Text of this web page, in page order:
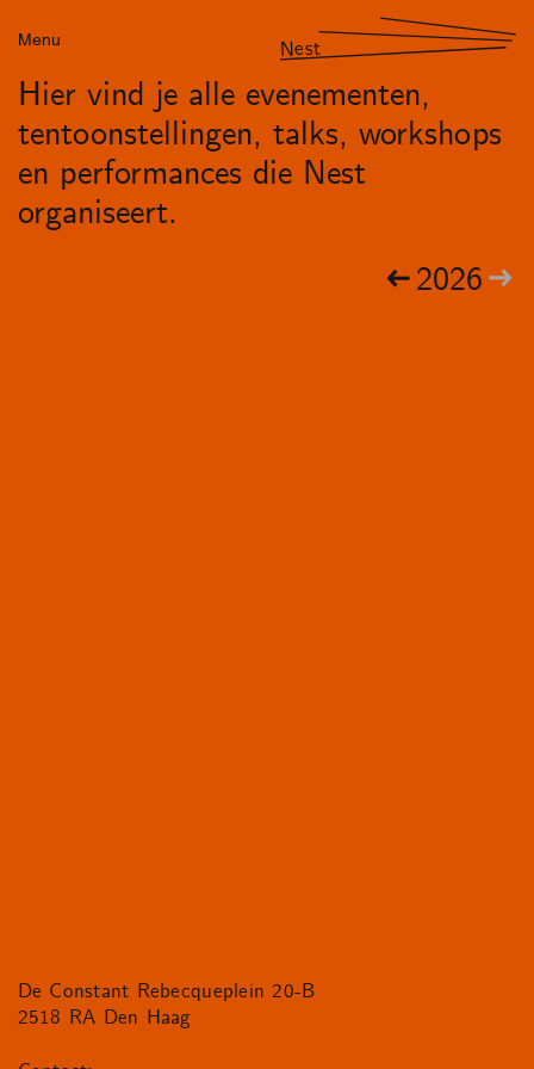
Menu Nest
Hier vind je alle evenementen,
tentoonstellingen, talks, workshops
en performances die Nest
organiseert.
2026
De Constant Rebecqueplein 20-B
2518 RA Den Haag